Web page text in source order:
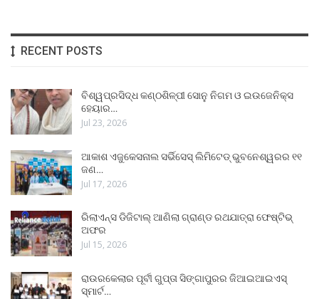
RECENT POSTS
ବିଶ୍ୱପ୍ରସିଦ୍ଧ କଣ୍ଠଶିଳ୍ପୀ ସୋନୁ ନିଗମ ଓ ଇଉଜେନିକ୍ସ
ହେୟାର…
Jul 23, 2026
ଆକାଶ ଏଜୁକେସନାଲ ସର୍ଭିସେସ୍ ଲିମିଟେଡ୍ ଭୁବନେଶ୍ୱରର ୧୧
ଜଣ…
Jul 17, 2026
ରିଲାଏନ୍ସ ଡିଜିଟାଲ୍ ଆଣିଲା ଗ୍ରାଣ୍ଡ ରଥଯାତ୍ରା ଫେଷ୍ଟିଭ୍
ଅଫର
Jul 15, 2026
ରାଉରକେଲାର ପୂର୍ବୀ ଗୁପ୍ତା ସିଙ୍ଗାପୁରର ଜିଆଇଆଇଏସ୍
ସ୍ମାର୍ଟ…